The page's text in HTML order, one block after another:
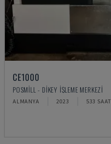
CE1000
POSMILL - DIKEY İŞLEME MERKEZI
ALMANYA 2023 533 SAAT